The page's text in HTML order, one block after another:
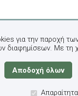
για την παροχή
διαφημίσεων. Με